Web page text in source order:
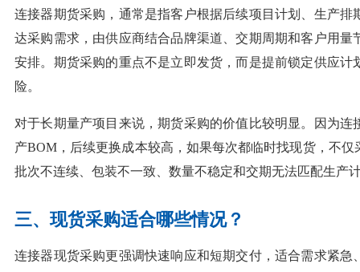
连接器期货采购，通常是指客户根据后续项目计划、生产排
达采购需求，由供应商结合品牌渠道、交期周期和客户用量
安排。期货采购的重点不是立即发货，而是提前锁定供应计
险。
对于长期量产项目来说，期货采购的价值比较明显。因为连
产BOM，后续更换成本较高，如果每次都临时找现货，不
批次不连续、包装不一致、数量不稳定和交期无法匹配生产
三、现货采购适合哪些情况？
连接器现货采购更强调快速响应和短期交付，适合需求紧急